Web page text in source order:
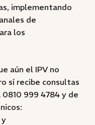
implementando
de
los
aún el IPV no
sí recibe consultas
999 4784 y de
y